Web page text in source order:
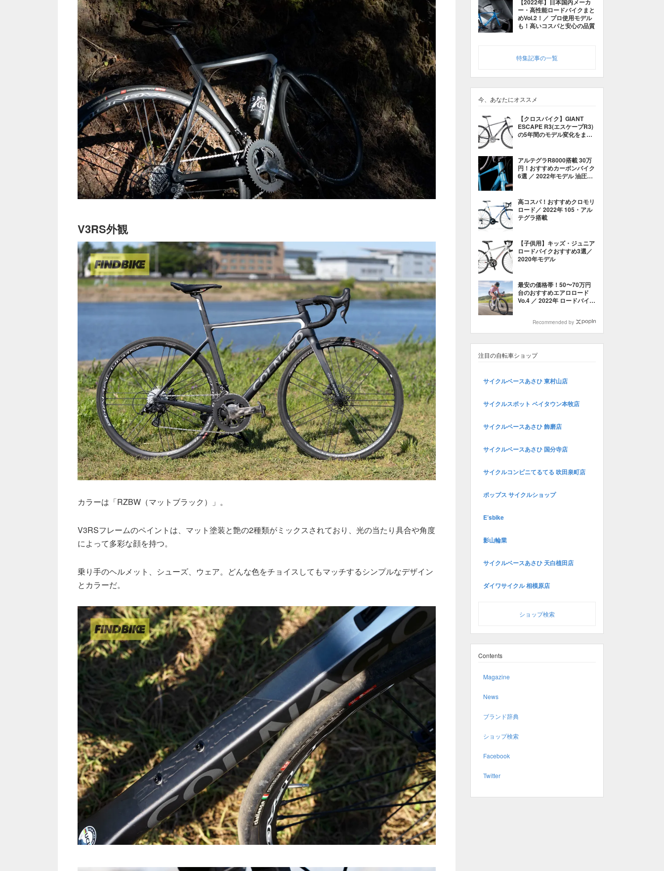
V3RS外観
カラーは「RZBW（マットブラック）」。
V3RSフレームのペイントは、マット塗装と艶の2種類がミックスされており、光の当たり具合や角度
によって多彩な顔を持つ。
乗り手のヘルメット、シューズ、ウェア。どんな色をチョイスしてもマッチするシンプルなデザイン
とカラーだ。
【2022年】日本国内メーカ
ー・高性能ロードバイクまと
めVol.2！／ プロ使用モデル
も！高いコスパと安心の品質
特集記事の一覧
今、あなたにオススメ
【クロスバイク】GIANT
ESCAPE R3(エスケープR3)
の5年間のモデル変化をまと
アルテグラR8000搭載 30万
円！おすすめカーボンバイク
6選 ／ 2022年モデル 油圧ブ
高コスパ！おすすめクロモリ
ロード／ 2022年 105・アル
テグラ搭載
【子供用】キッズ・ジュニア
ロードバイクおすすめ3選／
2020年モデル
最安の価格帯！50〜70万円
台のおすすめエアロロード
Vo.4 ／ 2022年 ロードバイク
Recommended by
注目の自転車ショップ
サイクルベースあさひ 東村山店
サイクルスポット ベイタウン本牧店
サイクルベースあさひ 飾磨店
サイクルベースあさひ 国分寺店
サイクルコンビニてるてる 吹田泉町店
ポップス サイクルショップ
E’sbike
影山輪業
サイクルベースあさひ 天白植田店
ダイワサイクル 相模原店
ショップ検索
Contents
Magazine
News
ブランド辞典
ショップ検索
Facebook
Twitter